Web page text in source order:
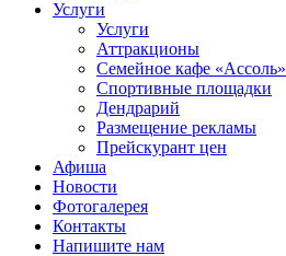
Услуги
Услуги
Аттракционы
Семейное кафе «Ассоль»
Спортивные площадки
Дендрарий
Размещение рекламы
Прейскурант цен
Афиша
Новости
Фотогалерея
Контакты
Напишите нам